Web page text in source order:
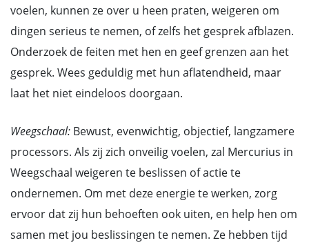
voelen, kunnen ze over u heen praten, weigeren om
dingen serieus te nemen, of zelfs het gesprek afblazen.
Onderzoek de feiten met hen en geef grenzen aan het
gesprek. Wees geduldig met hun aflatendheid, maar
laat het niet eindeloos doorgaan.
Weegschaal: Bewust, evenwichtig, objectief, langzamere
processors. Als zij zich onveilig voelen, zal Mercurius in
Weegschaal weigeren te beslissen of actie te
ondernemen. Om met deze energie te werken, zorg
ervoor dat zij hun behoeften ook uiten, en help hen om
samen met jou beslissingen te nemen. Ze hebben tijd